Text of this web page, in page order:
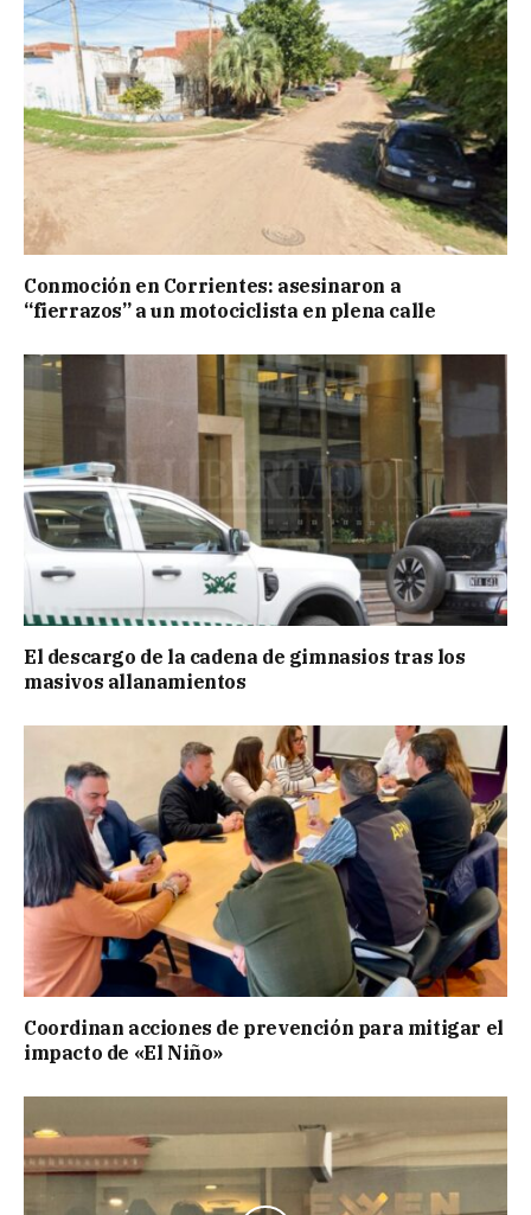
Conmoción en Corrientes: asesinaron a
“fierrazos” a un motociclista en plena calle
El descargo de la cadena de gimnasios tras los
masivos allanamientos
Coordinan acciones de prevención para mitigar el
impacto de «El Niño»